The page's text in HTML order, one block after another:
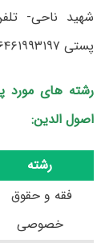
پستی ۶۴۶۱۹۹۳۱۹۷
رشته های مورد
اصول الدین:
رشته
فقه و حقوق
خصوصی